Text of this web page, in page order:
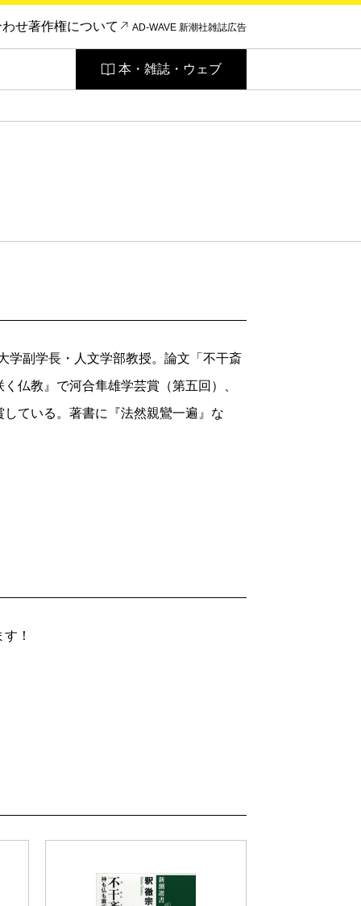
せ著作権について AD-WAVE 新潮社雑誌広告
本・雑誌・ウェブ
学副学長・人文学部教授。論文「不干斎
仏教』で河合隼雄学芸賞（第五回）、
ている。著書に『法然親鸞一遍』な
！